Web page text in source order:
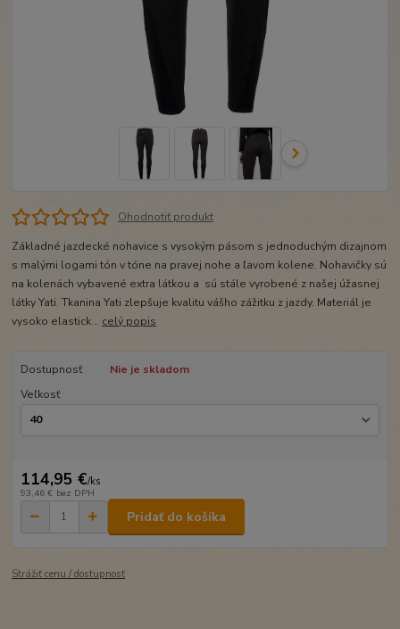
Ohodnotiť produkt
Základné jazdecké nohavice s vysokým pásom s jednoduchým dizajnom
s malými logami tón v tóne na pravej nohe a ľavom kolene. Nohavičky sú
na kolenách vybavené extra látkou a sú stále vyrobené z našej úžasnej
látky Yati. Tkanina Yati zlepšuje kvalitu vášho zážitku z jazdy. Materiál je
vysoko elastick... celý popis
Dostupnosť
Nie je skladom
Veľkosť
114,95 €/ks
93,46 € bez DPH
Pridať do košíka
Strážiť cenu / dostupnosť